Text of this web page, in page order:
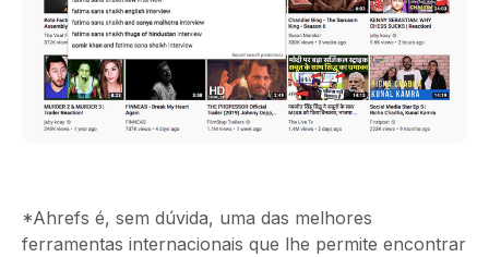
*Ahrefs é, sem dúvida, uma das melhores
ferramentas internacionais que lhe permite encontrar